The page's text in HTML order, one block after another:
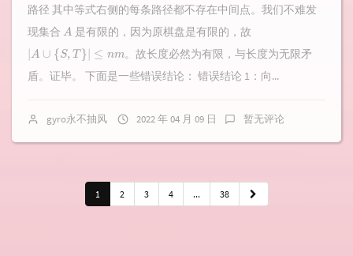
路径 其中等式右侧的每条路径都不存在中间点。我们不难发
现集合
A 是有限的，因为原棋盘是有限的，故
| A∪ ,T }| ≤nm
。故长度必然为有限，与长度为无限矛
盾。证毕。 下面是一些错误结论： 错误结论 1：向...
gyro永不抽风 2022 年 04 月 09 日 暂无评论
1 2 3 4 ... 38